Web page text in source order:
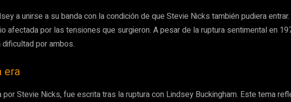
a unirse a su banda con la condición de que Stevie Nicks también pudiera
afectada por las tensiones que surgieron. A pesar de la ruptura sentimental en
por ambos.
era
por Stevie Nicks, fue escrita tras la ruptura con Lindsey Buckingham. Este tema